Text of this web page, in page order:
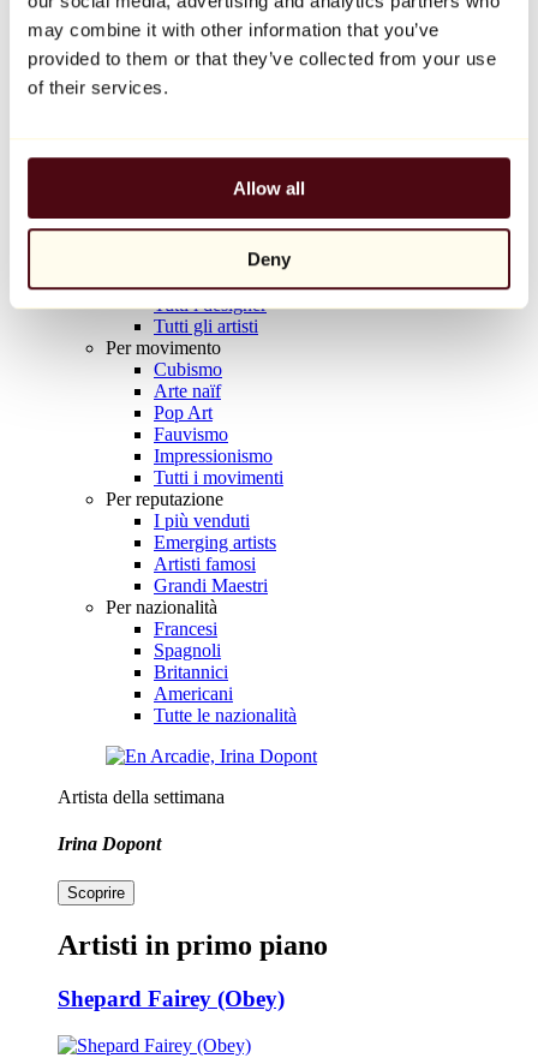
may combine it with other information that you’ve
provided to them or that they’ve collected from your use
of their services.
Allow all
Deny
Balloon Dog (Orange)
Jeff Koons
10.000 €
Artisti
Tutti i pittori
Tutti i fotografi
Tutti i disegnatori
Tutti i designer
Tutti gli artisti
Per movimento
Cubismo
Arte naïf
Pop Art
Fauvismo
Impressionismo
Tutti i movimenti
Per reputazione
I più venduti
Emerging artists
Artisti famosi
Grandi Maestri
Per nazionalità
Francesi
Spagnoli
Britannici
Americani
Tutte le nazionalità
Artista della settimana
Irina Dopont
Scoprire
Artisti in primo piano
Shepard Fairey (Obey)